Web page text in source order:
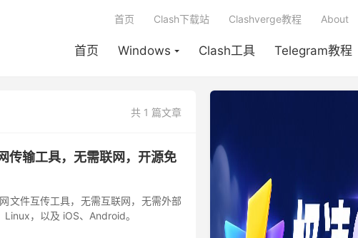
首页 Windows Clash工具 Telegram教程
首页 Clash下载站 Clashverge教程 About
共 1 篇文章
传输工具，无需联网，开源免
文件互传工具，无需互联网，无需外部
，以及 iOS、Android。